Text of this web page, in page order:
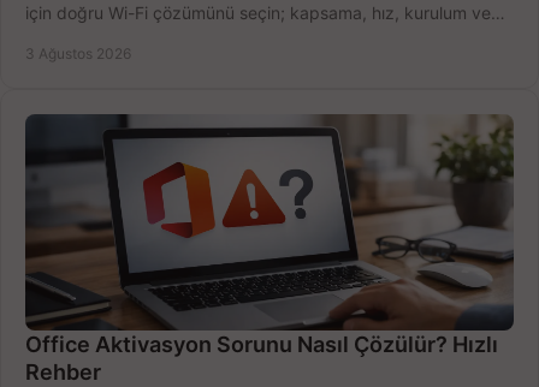
için doğru Wi-Fi çözümünü seçin; kapsama, hız, kurulum ve
3 Ağustos 2026
Office Aktivasyon Sorunu Nasıl Çözülür? Hızlı
Rehber